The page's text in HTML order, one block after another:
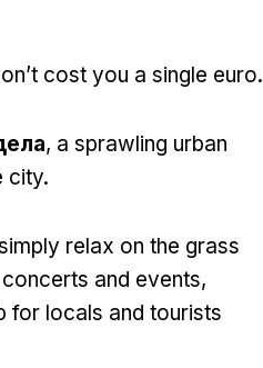
cost you a single euro.
, a sprawling urban
city.
relax on the grass
and events,
for locals and tourists